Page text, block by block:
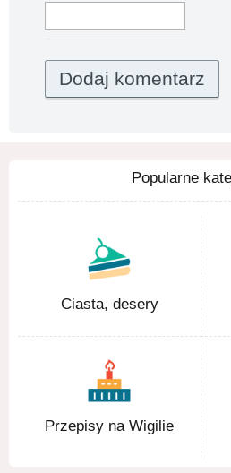
Popularne
Ciasta, desery
Przepisy na Wigilie